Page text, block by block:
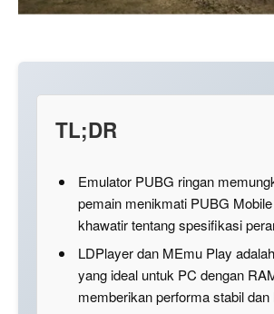
TL;DR
Emulator PUBG ringan
pemain menikmati PUBG
khawatir tentang spesifikasi
LDPlayer dan MEmu Play
yang ideal untuk PC dengan
memberikan performa stabil dan